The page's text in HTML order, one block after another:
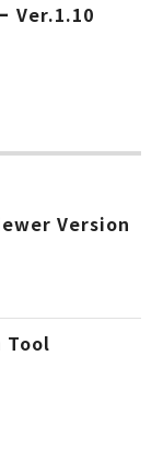
Ver.1.10
Version
Tool